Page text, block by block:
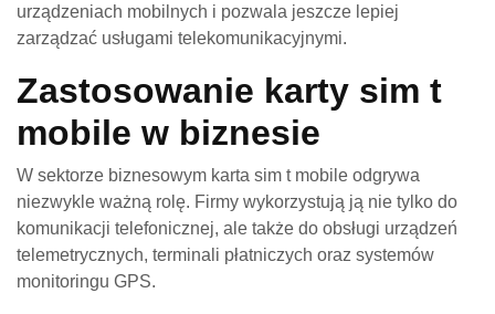
urządzeniach mobilnych i pozwala jeszcze lepiej
zarządzać usługami telekomunikacyjnymi.
Zastosowanie karty sim t
mobile w biznesie
W sektorze biznesowym karta sim t mobile odgrywa
niezwykle ważną rolę. Firmy wykorzystują ją nie tylko do
komunikacji telefonicznej, ale także do obsługi urządzeń
telemetrycznych, terminali płatniczych oraz systemów
monitoringu GPS.